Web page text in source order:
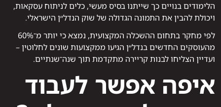
הלימודים בנויים כך שייתנו בסיס מעשי, כלים לניתוח עסקאות,
ויכולת להבין את התמונה הגדולה של שוק הנדל״ן הישראלי.
לפי מחקר בתחום ההשכלה המקצועית, נמצא כי יותר מ־60%
מהעוסקים החדשים בנדל״ן הגיעו ממקצועות שונים לחלוטין –
ועדיין הצליחו לבנות קריירה מתקדמת תוך שנה־שנתיים.
איפה אפשר לעבוד